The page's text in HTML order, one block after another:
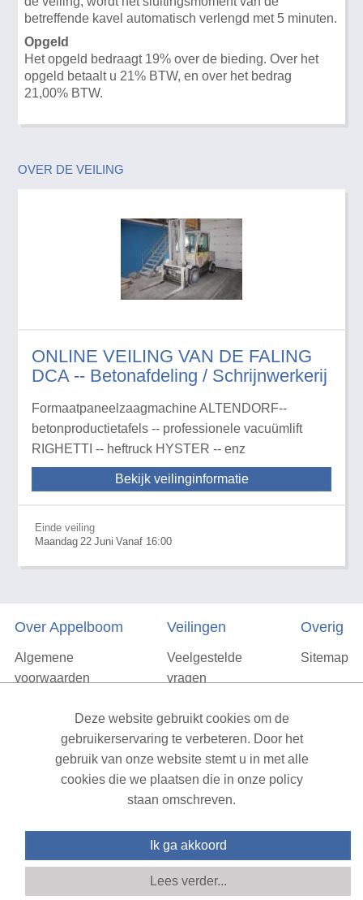
betreffende kavel automatisch verlengd met 5 minuten.
Opgeld
Het opgeld bedraagt 19% over de bieding. Over het
opgeld betaalt u 21% BTW, en over het bedrag
21,00% BTW.
OVER DE VEILING
ONLINE VEILING VAN DE FALING
DCA -- Betonafdeling / Schrijnwerkerij
Formaatpaneelzaagmachine ALTENDORF--
betonproductietafels -- professionele vacuümlift
RIGHETTI -- heftruck HYSTER -- enz
Bekijk veilinginformatie
Einde veiling
Maandag 22 Juni Vanaf 16:00
Over Appelboom
Algemene
voorwaarden
Vacatures
Contact
Veilingen
Veelgestelde
vragen
Overig
Sitemap
| All rights reserved v1.7.6 (NAD-WEB-1)
Deze website gebruikt cookies om de
gebruikerservaring te verbeteren. Door het
gebruik van onze website stemt u in met alle
cookies die we plaatsen die in onze policy
staan omschreven.
Ik ga akkoord
Lees verder...